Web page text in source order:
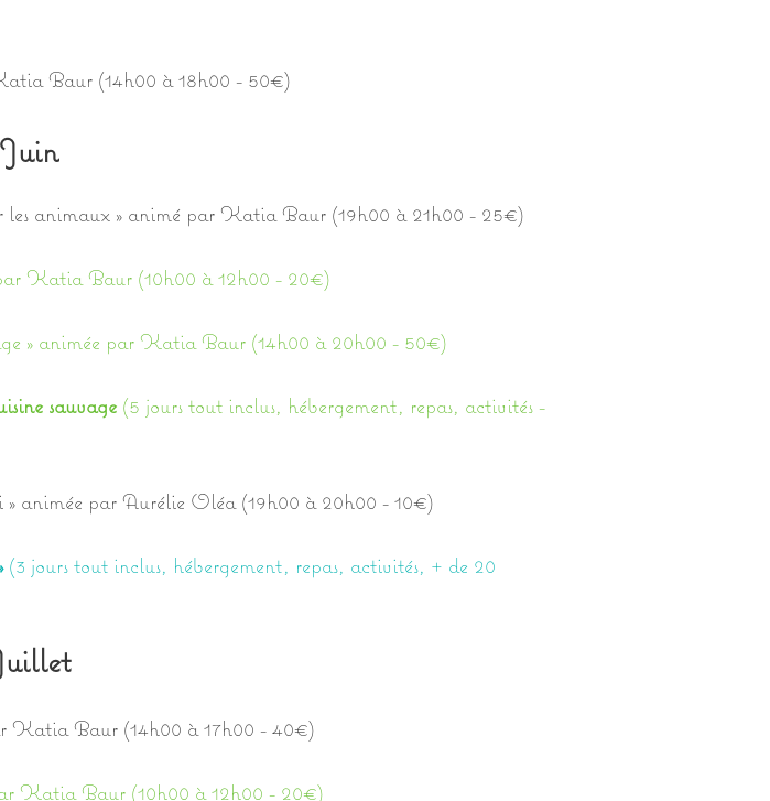
Baur (14h00 à 18h00 - 50€)
Juin
les animaux » animé par Katia Baur (19h00 à 21h00 - 25€)
Katia Baur (10h00 à 12h00 - 20€)
» animée par Katia Baur (14h00 à 20h00 - 50€)
sauvage (5 jours tout inclus, hébergement, repas, activités -
animée par Aurélie Oléa (19h00 à 20h00 - 10€)
(3 jours tout inclus, hébergement, repas, activités, + de 20
Katia Baur (14h00 à 17h00 - 40€)
Katia Baur (10h00 à 12h00 - 20€)